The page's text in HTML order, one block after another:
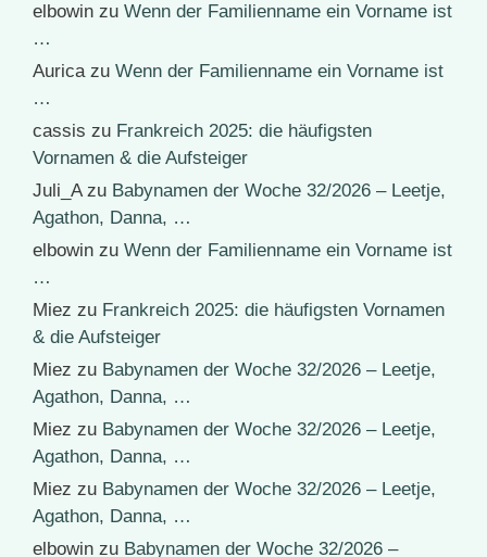
elbowin zu Wenn der Familienname ein Vorname ist
…
Auricazu Wenn der Familienname ein Vorname ist
…
cassis zu Frankreich 2025: die häufigsten
Vornamen & die Aufsteiger
Juli_Azu Babynamen der Woche 32/2026 – Leetje,
Agathon, Danna, …
elbowin zu Wenn der Familienname ein Vorname ist
…
Miez zu Frankreich 2025: die häufigsten Vornamen
& die Aufsteiger
Miez zu Babynamen der Woche 32/2026 – Leetje,
Agathon, Danna, …
Miez zu Babynamen der Woche 32/2026 – Leetje,
Agathon, Danna, …
Miez zu Babynamen der Woche 32/2026 – Leetje,
Agathon, Danna, …
elbowin zu Babynamen der Woche 32/2026 –